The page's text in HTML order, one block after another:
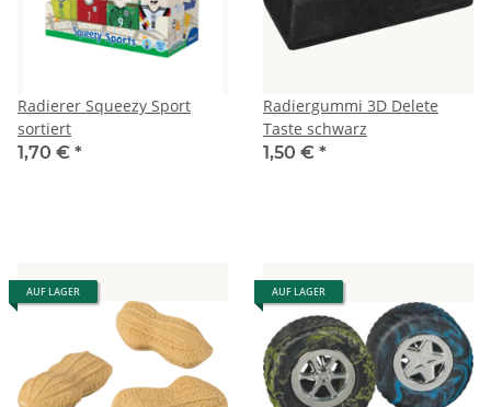
Radierer Squeezy Sport
sortiert
1,70 € *
Radiergummi 3D Delete
Taste schwarz
1,50 € *
AUF LAGER AUF LAGER